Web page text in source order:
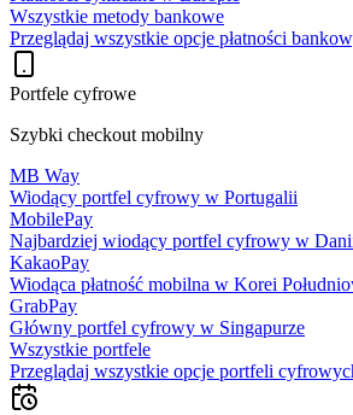
Wszystkie metody bankowe
Przeglądaj wszystkie opcje płatności
Portfele cyfrowe
Szybki checkout mobilny
MB Way
Wiodący portfel cyfrowy w Portugalii
MobilePay
Najbardziej wiodący portfel cyfrowy w
KakaoPay
Wiodąca płatność mobilna w Korei
GrabPay
Główny portfel cyfrowy w Singapurze
Wszystkie portfele
Przeglądaj wszystkie opcje portfeli